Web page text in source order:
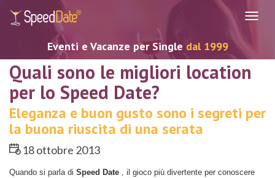
Eventi e Vacanze per Single dal 1999
Quali sono le migliori location
per lo Speed Date?
Eleganza e buon gusto sono i segreti per
la buona riuscita di una serata
18 ottobre 2013
Quando si parla di Speed Date , il gioco più divertente per conoscere